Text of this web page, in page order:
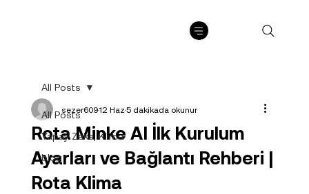
All Posts
Yapay Zeka, Klima
blog
All Posts
Rota Minke AI İlk Kurulum
Ayarları ve Bağlantı Rehberi |
Rota Klima
sezer60912 Haz5 dakikada okunur